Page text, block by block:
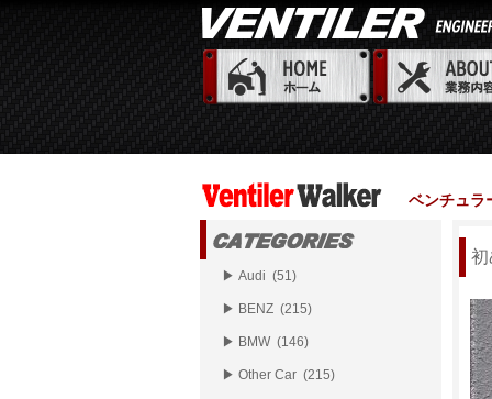
ベンチュラ
初
▶ Audi (51)
▶ BENZ (215)
▶ BMW (146)
▶ Other Car (215)